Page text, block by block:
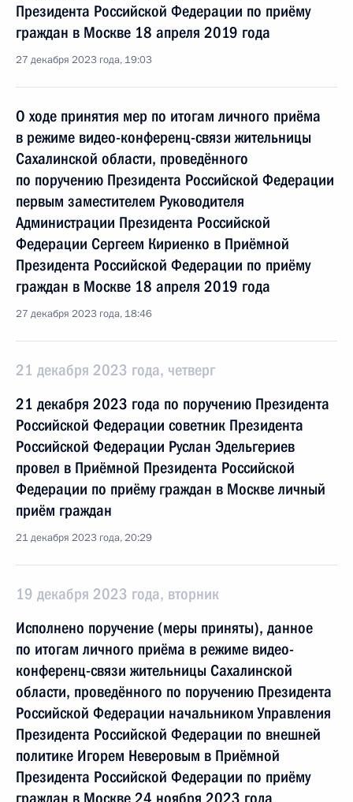
Президента Российской Федерации по приёму
граждан в Москве 18 апреля 2019 года
27 декабря 2023 года, 19:03
О ходе принятия мер по итогам личного приёма
в режиме видео-конференц-связи жительницы
Сахалинской области, проведённого
по поручению Президента Российской Федерации
первым заместителем Руководителя
Администрации Президента Российской
Федерации Сергеем Кириенко в Приёмной
Президента Российской Федерации по приёму
граждан в Москве 18 апреля 2019 года
27 декабря 2023 года, 18:46
21 декабря 2023 года, четверг
21 декабря 2023 года по поручению Президента
Российской Федерации советник Президента
Российской Федерации Руслан Эдельгериев
провел в Приёмной Президента Российской
Федерации по приёму граждан в Москве личный
приём граждан
21 декабря 2023 года, 20:29
19 декабря 2023 года, вторник
Исполнено поручение (меры приняты), данное
по итогам личного приёма в режиме видео-
конференц-связи жительницы Сахалинской
области, проведённого по поручению Президента
Российской Федерации начальником Управления
Президента Российской Федерации по внешней
политике Игорем Неверовым в Приёмной
Президента Российской Федерации по приёму
граждан в Москве 24 ноября 2023 года